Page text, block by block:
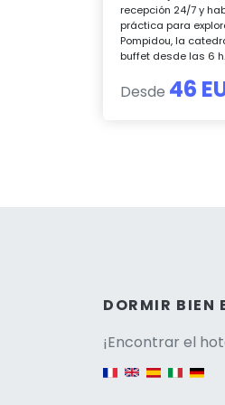
recepción 24/7 y
práctica para
Pompidou, la
buffet desde las 6 h.
Desde 46
DORMIR BIEN
¡Encontrar el